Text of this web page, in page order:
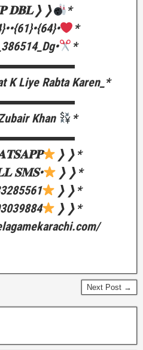
𝐃𝐁𝐋❭❭
*
*
*
K Liye Rabta Karen_*
Khan
*
❭❭*
𝐒𝐌𝐒•
❭❭*
❭❭*
❭❭*
Next Post →